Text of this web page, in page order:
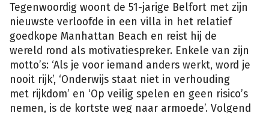
Tegenwoordig woont de 51-jarige Belfort met zijn
nieuwste verloofde in een villa in het relatief
goedkope Manhattan Beach en reist hij de
wereld rond als motivatiespreker. Enkele van zijn
motto’s: ‘Als je voor iemand anders werkt, word je
nooit rijk’, ‘Onderwijs staat niet in verhouding
met rijkdom’ en ‘Op veilig spelen en geen risico’s
nemen, is de kortste weg naar armoede’. Volgend